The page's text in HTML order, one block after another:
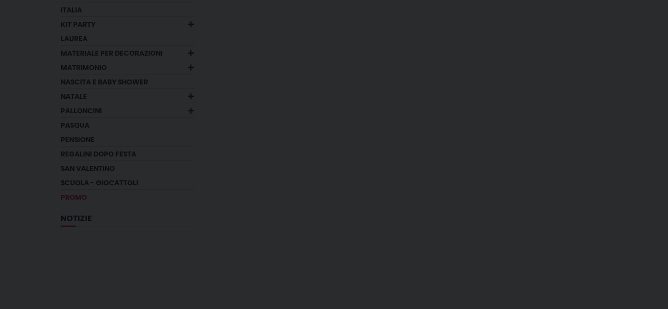
ITALIA
KIT PARTY
LAUREA
MATERIALE PER DECORAZIONI
MATRIMONIO
NASCITA E BABY SHOWER
NATALE
PALLONCINI
PASQUA
PENSIONE
REGALINI DOPO FESTA
SAN VALENTINO
SCUOLA - GIOCATTOLI
PROMO
NOTIZIE